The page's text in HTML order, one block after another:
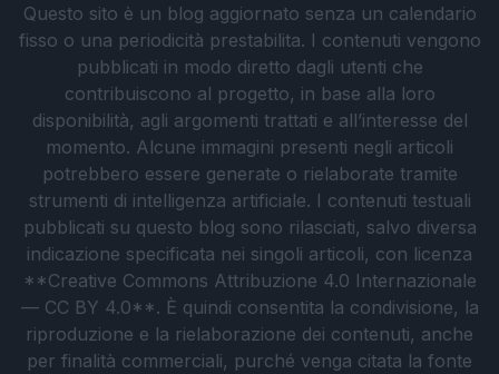
Questo sito è un blog aggiornato senza un calendario
fisso o una periodicità prestabilita. I contenuti vengono
pubblicati in modo diretto dagli utenti che
contribuiscono al progetto, in base alla loro
disponibilità, agli argomenti trattati e all’interesse del
momento. Alcune immagini presenti negli articoli
potrebbero essere generate o rielaborate tramite
strumenti di intelligenza artificiale. I contenuti testuali
pubblicati su questo blog sono rilasciati, salvo diversa
indicazione specificata nei singoli articoli, con licenza
**Creative Commons Attribuzione 4.0 Internazionale
— CC BY 4.0**. È quindi consentita la condivisione, la
riproduzione e la rielaborazione dei contenuti, anche
per finalità commerciali, purché venga citata la fonte